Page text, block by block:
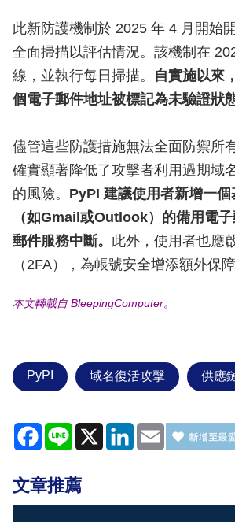
此新防護機制於 2025 年 4 月開始
全面掃描以評估情況。該機制在
線，並執行每日掃描。
自實施以來
個電子郵件地址被標記為未驗證狀態
儘管這些防護措施無法全面防禦所
確實顯著降低了攻擊者利用過期域
的風險。 PyPI 建議使用者新增一個
（如Gmail或Outlook）的備用電
郵件服務中斷。 此外，使用者也應
（2FA），為帳號安全增添額外保障
本文轉載自 BleepingComputer。
PyPI 域名復活攻擊 供應
Facebook
Line X LinkedIn
Email
文章推薦